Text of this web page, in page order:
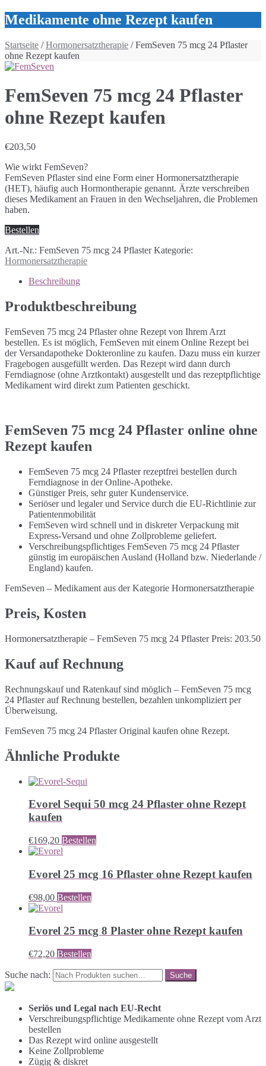
Medikamente ohne Rezept kaufen
Startseite /Hormonersatztherapie / FemSeven 75 mcg 24 Pflaster
ohne Rezept kaufen
FemSeven 75 mcg 24 Pflaster
ohne Rezept kaufen
€203,50
Wie wirkt FemSeven?
FemSeven Pflaster sind eine Form einer Hormonersatztherapie
(HET), häufig auch Hormontherapie genannt. Ärzte verschreiben
dieses Medikament an Frauen in den Wechseljahren, die Problemen
haben.
Bestellen
Art.-Nr.: FemSeven 75 mcg 24 Pflaster Kategorie:
Hormonersatztherapie
Beschreibung
Produktbeschreibung
FemSeven 75 mcg 24 Pflaster ohne Rezept von Ihrem Arzt
bestellen. Es ist möglich, FemSeven mit einem Online Rezept bei
der Versandapotheke Dokteronline zu kaufen. Dazu muss ein kurzer
Fragebogen ausgefüllt werden. Das Rezept wird dann durch
Ferndiagnose (ohne Arztkontakt) ausgestellt und das rezeptpflichtige
Medikament wird direkt zum Patienten geschickt.
FemSeven 75 mcg 24 Pflaster online ohne
Rezept kaufen
FemSeven 75 mcg 24 Pflaster rezeptfrei bestellen durch
Ferndiagnose in der Online-Apotheke.
Günstiger Preis, sehr guter Kundenservice.
Seriöser und legaler und Service durch die EU-Richtlinie zur
Patientenmobilität
FemSeven wird schnell und in diskreter Verpackung mit
Express-Versand und ohne Zollprobleme geliefert.
Verschreibungspflichtiges FemSeven 75 mcg 24 Pflaster
günstig im europäischen Ausland (Holland bzw. Niederlande /
England) kaufen.
FemSeven – Medikament aus der Kategorie Hormonersatztherapie
Preis, Kosten
Hormonersatztherapie – FemSeven 75 mcg 24 Pflaster Preis: 203.50
Kauf auf Rechnung
Rechnungskauf und Ratenkauf sind möglich – FemSeven 75 mcg
24 Pflaster auf Rechnung bestellen, bezahlen unkompliziert per
Überweisung.
FemSeven 75 mcg 24 Pflaster Original kaufen ohne Rezept.
Ähnliche Produkte
Evorel Sequi 50 mcg 24 Pflaster ohne Rezept
kaufen
€169,20 Bestellen
Evorel 25 mcg 16 Pflaster ohne Rezept kaufen
€98,00 Bestellen
Evorel 25 mcg 8 Plaster ohne Rezept kaufen
€72,20 Bestellen
Suche nach:
Seriös und Legal nach EU-Recht
Verschreibungspflichtige Medikamente ohne Rezept vom Arzt
bestellen
Das Rezept wird online ausgestellt
Keine Zollprobleme
Zügig & diskret